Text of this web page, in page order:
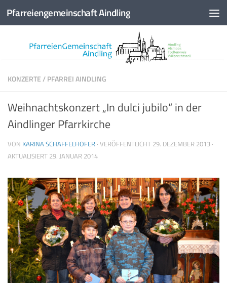
Zum Inhalt springen
Pfarreiengemeinschaft Aindling
KONZERTE/PFARREI AINDLING
Weihnachtskonzert „In dulci jubilo“ in der
Aindlinger Pfarrkirche
VON KARINA SCHAFFELHOFER · VERÖFFENTLICHT 29. DEZEMBER 2013 ·
AKTUALISIERT 29. JANUAR 2014